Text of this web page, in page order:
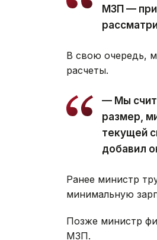
МЗП —
В свою очередь,
расчеты.
— Мы
размер,
текущей
добавил
Ранее министр
минимальную
Позже министр
МЗП.